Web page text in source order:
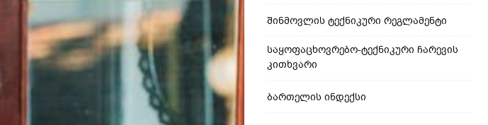
შინმოვლის ტექნიკური რეგლამენტი
საყოფაცხოვრებო-ტექნიკური ჩარევის
კითხვარი
ბართელის ინდექსი